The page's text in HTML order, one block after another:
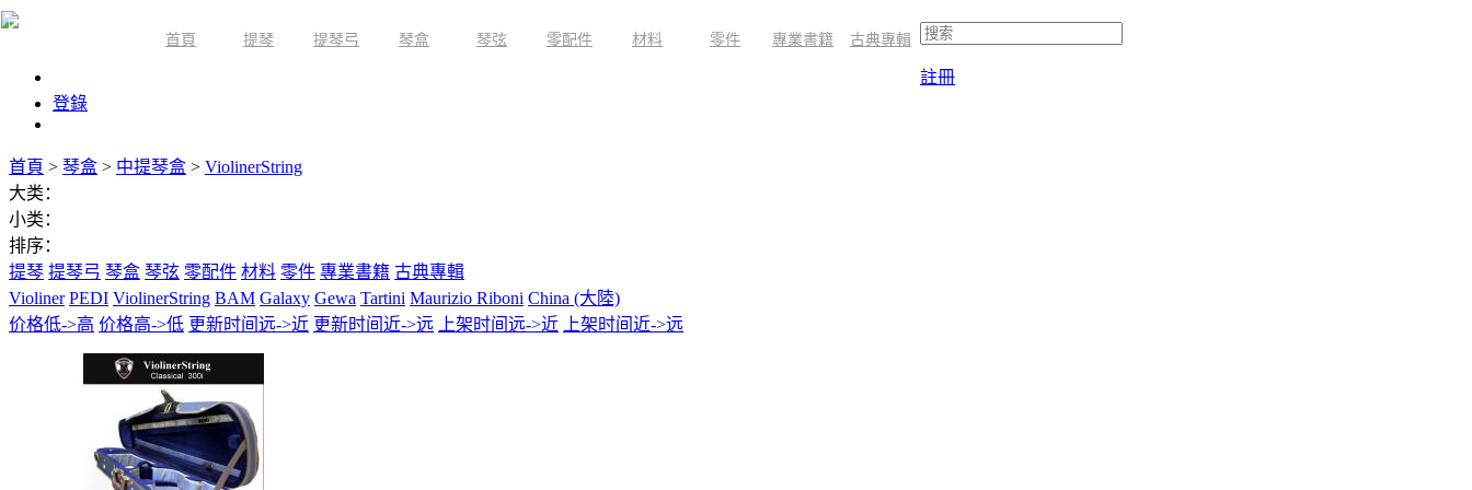
首頁 提琴 提琴弓 琴盒 琴弦 零配件 材料 零件 專業書籍 古典專輯
註冊
登錄
首頁 > 琴盒 > 中提琴盒 > ViolinerString
大类：
小类：
排序：
提琴 提琴弓 琴盒 琴弦 零配件 材料 零件 專業書籍 古典專輯
Violiner PEDI ViolinerString BAM Galaxy Gewa Tartini Maurizio Riboni China (大陸)
价格低->高 价格高->低 更新时间远->近 更新时间近->远 上架时间远->近 上架时间近->远